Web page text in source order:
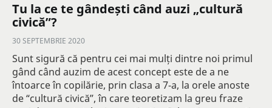
Tu la ce te gândești când auzi „cultură
civică”?
30 SEPTEMBRIE 2020
Sunt sigură că pentru cei mai mulți dintre noi primul
gând când auzim de acest concept este de a ne
întoarce în copilărie, prin clasa a 7-a, la orele anoste
de “cultură civică”, în care teoretizam la greu fraze